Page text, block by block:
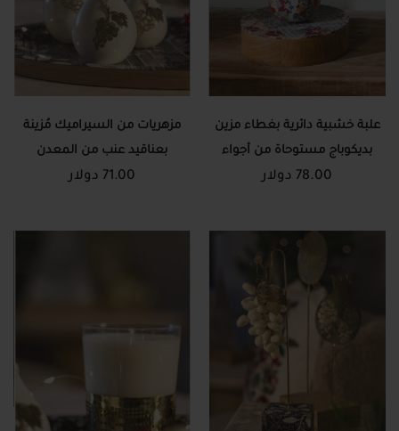
علبة خشبية دائرية بغطاء مزين
بديكوباج مستوحاة من أجواء
الميلاد78.00 دولار
مزهريات من السيراميك مُزينة
بعناقيد عنب من المعدن
المطروق: طقم من 3
71.00 دولار